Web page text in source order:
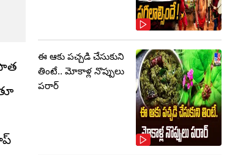
ఈ ఆకు పచ్చడి చేసుకుని
తింటే.. మోకాళ్ల నొప్పులు
పరార్‌